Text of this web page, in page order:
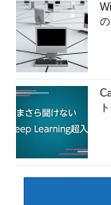
■タブの移動／ウ
IE7やIE8では、1
ることができたが
タブを置く場所の
てIE9では、1つ
り、別のIE9のウ
IE7までは、1つ
ていたため、ウ